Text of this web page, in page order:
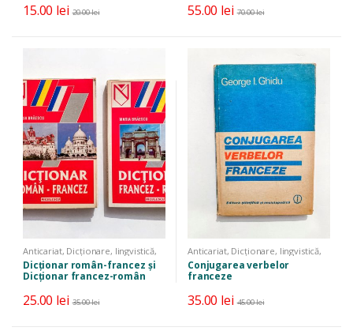
15.00 lei 20.00lei 55.00 lei 70.00lei
Anticariat, Dicționare, lingvistică,
limbi străine
Dicționar român-francez și
Dicționar francez-român
25.00 lei 35.00lei
Anticariat, Dicționare, lingvistică,
limbi străine Manuale, auxiliare,
cursuri
Conjugarea verbelor
franceze
35.00 lei 45.00lei